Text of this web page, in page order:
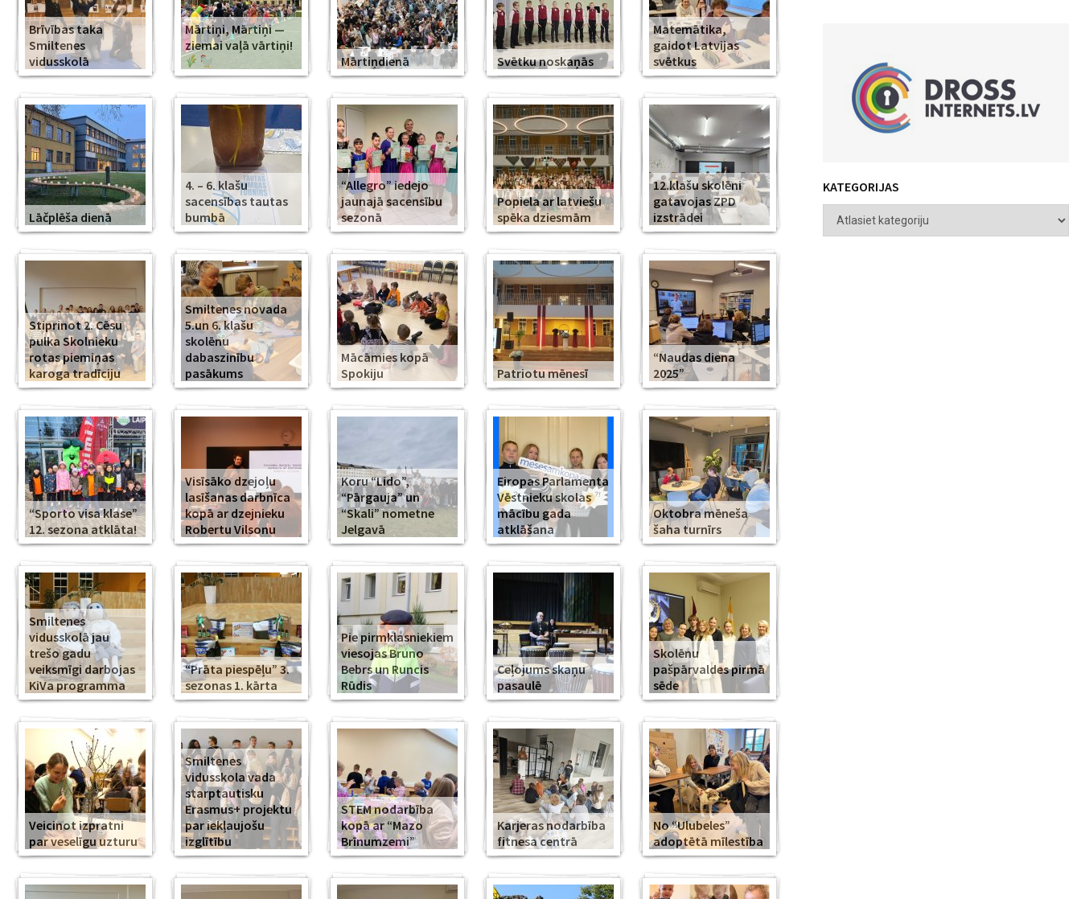
Brīvības taka
Smiltenes
vidusskolā
Mārtiņi, Mārtiņi —
ziemai vaļā vārtiņi!
Mārtiņdienā
Svētku noskaņās
Matemātika,
gaidot Latvijas
svētkus
Lāčplēša dienā
4. – 6. klašu
sacensības tautas
bumbā
“Allegro” iedejo
jaunajā sacensību
sezonā
Popiela ar latviešu
spēka dziesmām
12.klašu skolēni
gatavojas ZPD
izstrādei
Stiprinot 2. Cēsu
pulka Skolnieku
rotas piemiņas
karoga tradīciju
Smiltenes novada
5.un 6. klašu
skolēnu
dabaszinību
pasākums
Mācāmies kopā
Spokiju
Patriotu mēnesī
“Naudas diena
2025”
“Sporto visa klase”
12. sezona atklāta!
Visīsāko dzejoļu
lasīšanas darbnīca
kopā ar dzejnieku
Robertu Vilsonu
Koru “Lido”,
“Pārgauja” un
“Skali” nometne
Jelgavā
Eiropas Parlamenta
Vēstnieku skolas
mācību gada
atklāšana
Oktobra mēneša
šaha turnīrs
Smiltenes
vidusskolā jau
trešo gadu
veiksmīgi darbojas
KiVa programma
“Prāta piespēļu” 3.
sezonas 1. kārta
Pie pirmklasniekiem
viesojas Bruno
Bebrs un Runcis
Rūdis
Ceļojums skaņu
pasaulē
Skolēnu
pašpārvaldes pirmā
sēde
Veicinot izpratni
par veselīgu uzturu
Smiltenes
vidusskola vada
starptautisku
Erasmus+ projektu
par iekļaujošu
izglītību
STEM nodarbība
kopā ar “Mazo
Brīnumzemi”
Karjeras nodarbība
fitnesa centrā
No “Ulubeles”
adoptētā mīlestība
KATEGORIJAS